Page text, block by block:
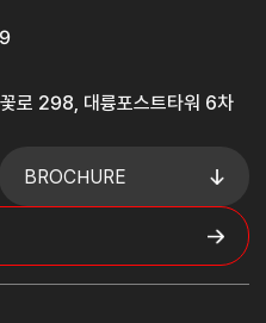
로 298, 대륭포스트타워 6차
BROCHURE